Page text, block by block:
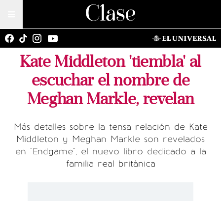
Kate Middleton 'tiembla' al
escuchar el nombre de
Meghan Markle, revelan
Más detalles sobre la tensa relación de Kate
Middleton y Meghan Markle son revelados
en "Endgame", el nuevo libro dedicado a la
familia real británica